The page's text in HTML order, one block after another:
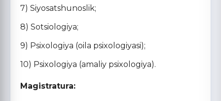
7) Siyosatshunoslik;
8) Sotsiologiya;
9) Psixologiya (oila psixologiyasi);
10) Psixologiya (amaliy psixologiya).
Magistratura: